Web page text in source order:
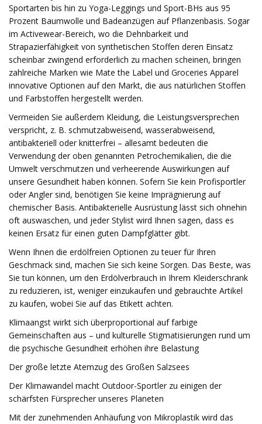
Sportarten bis hin zu Yoga-Leggings und Sport-BHs aus 95
Prozent Baumwolle und Badeanzügen auf Pflanzenbasis. Sogar
im Activewear-Bereich, wo die Dehnbarkeit und
Strapazierfähigkeit von synthetischen Stoffen deren Einsatz
scheinbar zwingend erforderlich zu machen scheinen, bringen
zahlreiche Marken wie Mate the Label und Groceries Apparel
innovative Optionen auf den Markt, die aus natürlichen Stoffen
und Farbstoffen hergestellt werden.
Vermeiden Sie außerdem Kleidung, die Leistungsversprechen
verspricht, z. B. schmutzabweisend, wasserabweisend,
antibakteriell oder knitterfrei – allesamt bedeuten die
Verwendung der oben genannten Petrochemikalien, die die
Umwelt verschmutzen und verheerende Auswirkungen auf
unsere Gesundheit haben können. Sofern Sie kein Profisportler
oder Angler sind, benötigen Sie keine Imprägnierung auf
chemischer Basis. Antibakterielle Ausrüstung lässt sich ohnehin
oft auswaschen, und jeder Stylist wird Ihnen sagen, dass es
keinen Ersatz für einen guten Dampfglätter gibt.
Wenn Ihnen die erdölfreien Optionen zu teuer für Ihren
Geschmack sind, machen Sie sich keine Sorgen. Das Beste, was
Sie tun können, um den Erdölverbrauch in Ihrem Kleiderschrank
zu reduzieren, ist, weniger einzukaufen und gebrauchte Artikel
zu kaufen, wobei Sie auf das Etikett achten.
Klimaangst wirkt sich überproportional auf farbige
Gemeinschaften aus – und kulturelle Stigmatisierungen rund um
die psychische Gesundheit erhöhen ihre Belastung
Der große letzte Atemzug des Großen Salzsees
Der Klimawandel macht Outdoor-Sportler zu einigen der
schärfsten Fürsprecher unseres Planeten
Mit der zunehmenden Anhäufung von Mikroplastik wird das